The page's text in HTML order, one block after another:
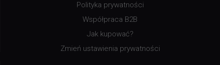
Polityka prywatności
Współpraca B2B
Jak kupować?
Zmień ustawienia prywatności